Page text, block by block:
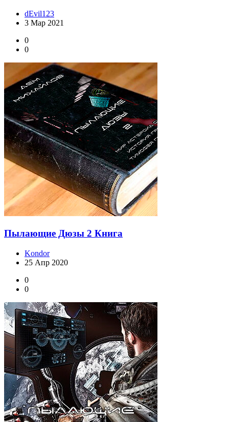
dEvil123
3 Мар 2021
0
0
Пылающие Дюзы 2 Книга
Kondor
25 Апр 2020
0
0